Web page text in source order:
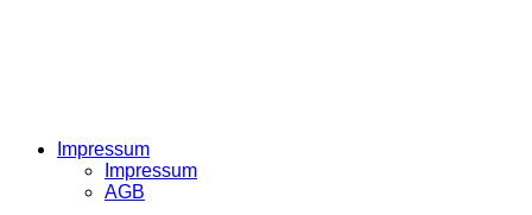
Impressum
Impressum
AGB